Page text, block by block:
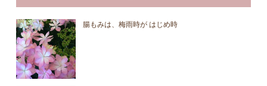
腸もみは、梅雨時が はじめ時